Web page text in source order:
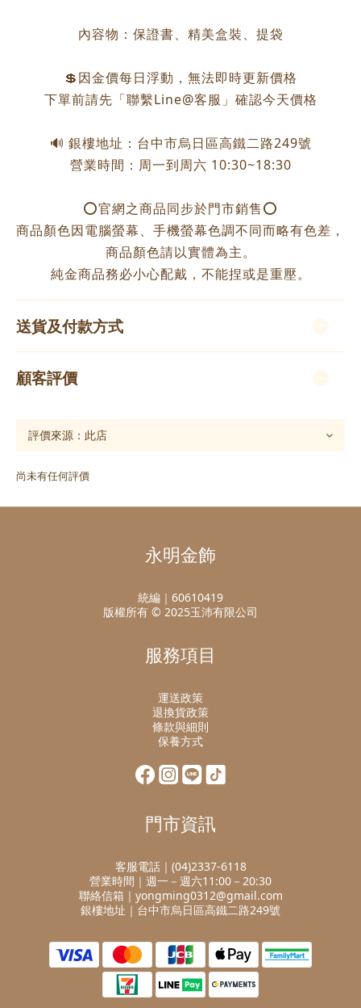
內容物：保證書、精美盒裝、提袋
💲因金價每日浮動，無法即時更新價格
下單前請先「聯繫Line@客服」確認今天價格
🔊 銀樓地址：台中市烏日區高鐵二路249號
營業時間：周一到周六 10:30~18:30
⭕️官網之商品同步於門市銷售⭕️
商品顏色因電腦螢幕、手機螢幕色調不同而略有色差，
商品顏色請以實體為主。
純金商品務必小心配戴，不能捏或是重壓。
送貨及付款方式
顧客評價
尚未有任何評價
永明金飾
統編｜60610419
版權所有 © 2025玉沛有限公司
服務項目
運送政策
退換貨政策
條款與細則
保養方式
門市資訊
客服電話｜(04)2337-6118
營業時間｜週一－週六11:00－20:30
聯絡信箱｜yongming0312@gmail.com
銀樓地址｜台中市烏日區高鐵二路249號